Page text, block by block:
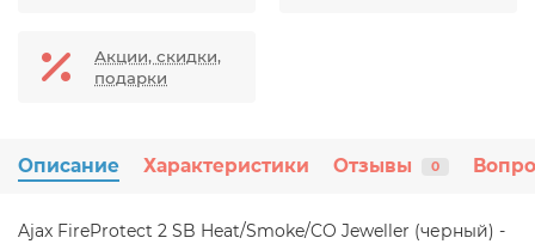
Акции, скидки,
подарки
Описание Характеристики Отзывы 0
Ajax FireProtect 2 SB Heat/Smoke/CO Jeweller (черный) -